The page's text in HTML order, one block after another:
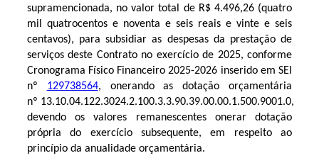
supramencionada, no valor total de R$ 4.496,26 (quatro
mil quatrocentos e noventa e seis reais e vinte e seis
centavos), para subsidiar as despesas da prestação de
serviços deste Contrato no exercício de 2025, conforme
Cronograma Físico Financeiro 2025-2026 inserido emSEI
nº 129738564, onerando as dotação orçamentária
nº 13.10.04.122.3024.2.100.3.3.90.39.00.00.1.500.9001.0,
devendo os valores remanescentes onerar dotação
própria do exercício subsequente, em respeito ao
princípio da anualidade orçamentária.